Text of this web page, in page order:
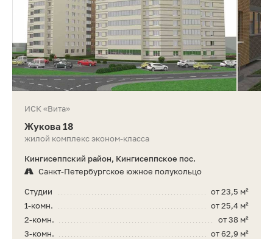
ИСК «Вита»
Жукова 18
жилой комплекс эконом-класса
Кингисеппский район, Кингисеппское пос.
Санкт-Петербургское южное полукольцо
от 23,5 м²
Студии
от 25,4 м²
1-комн.
от 38 м²
2-комн.
от 62,9 м²
3-комн.